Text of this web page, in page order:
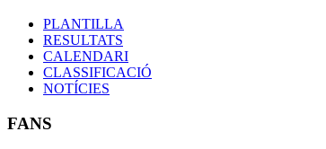
PLANTILLA
RESULTATS
CALENDARI
CLASSIFICACIÓ
NOTÍCIES
FANS